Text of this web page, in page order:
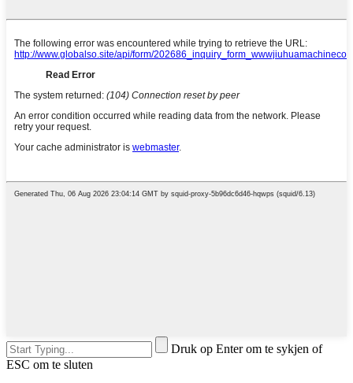
Druk op Enter om te sykjen of
ESC om te sluten